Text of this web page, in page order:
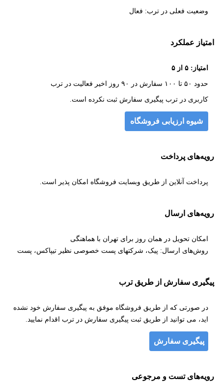
وضعیت فعلی در ترب: فعال
امتیاز عملکرد
امتیاز: ۵ از ۵
حدود ۵۰ تا ۱۰۰ سفارش در ۹۰ روز اخیر فعالیت در ترب
کاربری در ترب پیگیری سفارش ثبت نکرده است.
شیوه ارزیابی فروشگاه
رویه‌های پرداخت
پرداخت آنلاین از طریق وبسایت فروشگاه امکان پذیر است.
رویه‌های ارسال
امکان تحویل در همان روز برای تهران با هماهنگی
روش‌های ارسال: پیک، شرکتهای پست خصوصی نظیر تیپاکس، پست
پیگیری سفارش از طریق ترب
در صورتی که از طریق فروشگاه موفق به پیگیری سفارش خود نشده
اید، می توانید از طریق ثبت پیگیری سفارش در ترب اقدام نمایید.
پیگیری سفارش
رویه‌های تست و مرجوعی